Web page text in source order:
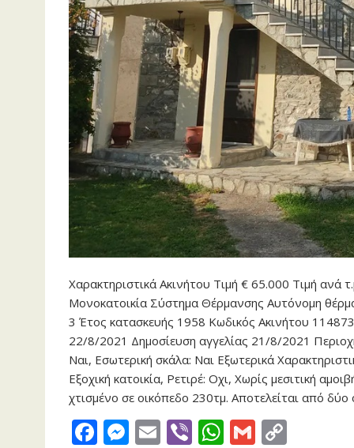
Χαρακτηριστικά Ακινήτου Τιμή € 65.000 Τιμή
Μονοκατοικία Σύστημα Θέρμανσης Αυτόνομη
3 Έτος κατασκευής 1958 Κωδικός Ακινήτου
22/8/2021 Δημοσίευση αγγελίας 21/8/2021
Ναι, Εσωτερική σκάλα: Ναι Εξωτερικά
Εξοχική κατοικία, Ρετιρέ: Οχι, Χωρίς μεσιτική
χτισμένο σε οικόπεδο 230τμ. Αποτελείται από
F M E Vi W G